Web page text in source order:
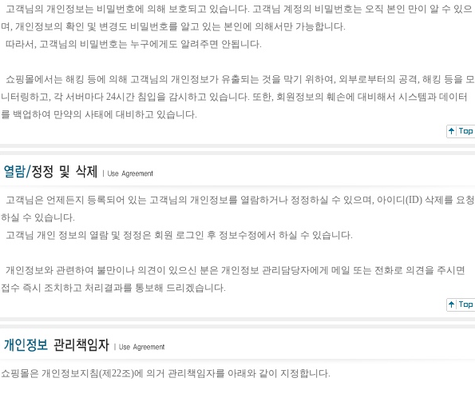
고객님의 개인정보는 비밀번호에 의해 보호되고 있습니다. 고객님 계정의 비밀번호는 오직 본인 만이 알 수 있으
며, 개인정보의 확인 및 변경도 비밀번호를 알고 있는 본인에 의해서만 가능합니다.
따라서, 고객님의 비밀번호는 누구에게도 알려주면 안됩니다.
쇼핑몰에서는 해킹 등에 의해 고객님의 개인정보가 유출되는 것을 막기 위하여, 외부로부터의 공격, 해킹 등을 모
니터링하고, 각 서버마다 24시간 침입을 감시하고 있습니다. 또한, 회원정보의 훼손에 대비해서 시스템과 데이터
를 백업하여 만약의 사태에 대비하고 있습니다.
고객님은 언제든지 등록되어 있는 고객님의 개인정보를 열람하거나 정정하실 수 있으며, 아이디(ID) 삭제를 요청
하실 수 있습니다.
고객님 개인 정보의 열람 및 정정은 회원 로그인 후 정보수정에서 하실 수 있습니다.
개인정보와 관련하여 불만이나 의견이 있으신 분은 개인정보 관리담당자에게 메일 또는 전화로 의견을 주시면
접수 즉시 조치하고 처리결과를 통보해 드리겠습니다.
쇼핑몰은 개인정보지침(제22조)에 의거 관리책임자를 아래와 같이 지정합니다.